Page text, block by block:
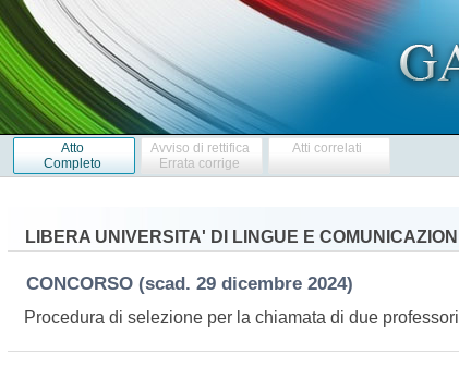
Atto
Completo
Avviso di rettifica
Errata corrige
Atti correlati
LIBERA UNIVERSITA' DI LINGUE E
CONCORSO (scad. 29 dicembre 2024)
Procedura di selezione per la chiamata di due